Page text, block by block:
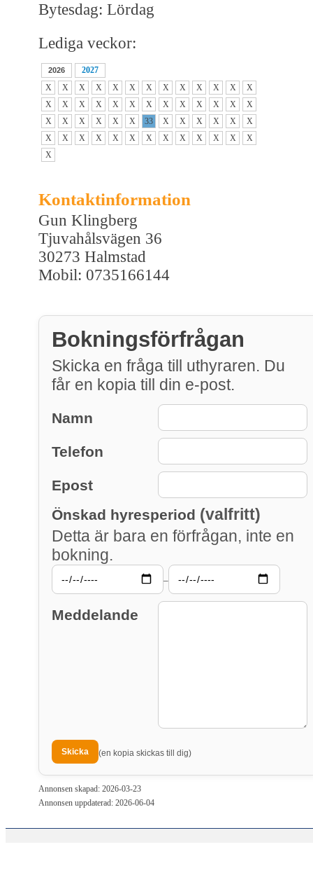
Bytesdag: Lördag
Lediga veckor:
2026
2027
X
X X X X X X X X X X X
X
X
X X X X X X X X X X X
X
X
X X X X X 33 X X X X X
X
X
X X X X X X X X X X X
X
X
Kontaktinformation
Gun Klingberg
Tjuvahålsvägen 36
30273 Halmstad
Mobil: 0735166144
Bokningsförfrågan
Skicka en fråga till uthyraren. Du
får en kopia till din e-post.
Namn
Telefon
Epost
Önskad hyresperiod (valfritt)
Detta är bara en förfrågan, inte en
bokning.
–
Meddelande
(en kopia skickas till dig)
Annonsen skapad: 2026-03-23
Annonsen uppdaterad: 2026-06-04